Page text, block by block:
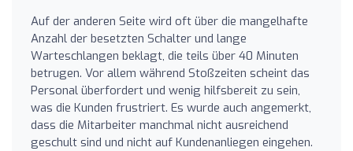
Auf der anderen Seite wird oft über die mangelhafte
Anzahl der besetzten Schalter und lange
Warteschlangen beklagt, die teils über 40 Minuten
betrugen. Vor allem während Stoßzeiten scheint das
Personal überfordert und wenig hilfsbereit zu sein,
was die Kunden frustriert. Es wurde auch angemerkt,
dass die Mitarbeiter manchmal nicht ausreichend
geschult sind und nicht auf Kundenanliegen eingehen.